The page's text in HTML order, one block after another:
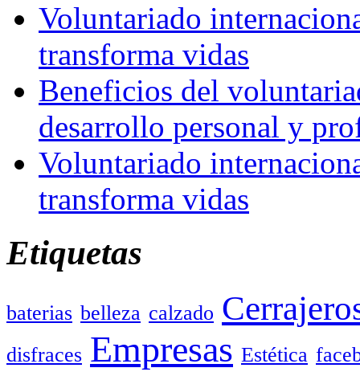
Voluntariado
transforma vidas
Beneficios del
desarrollo personal y
Voluntariado
transforma vidas
Etiquetas
baterias belleza calzado
disfraces Empresas Estética